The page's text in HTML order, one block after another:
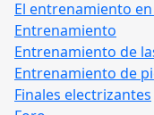
El entrenamiento
Entrenamiento
Entrenamiento de
Entrenamiento de
Finales electrizantes